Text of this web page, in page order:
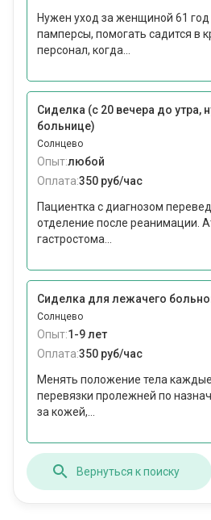
Нужен уход за женщиной 61 год
памперсы, помогать садится в
персонал, когда...
Сиделка (с 20 вечера до утра,
больнице)
Солнцево
Опыт:любой
Оплата:350 руб/час
Пациентка с диагнозом
отделение после реанимации.
гастростома...
Сиделка для лежачего
Солнцево
Опыт:1-9 лет
Оплата:350 руб/час
Менять положение тела
перевязки пролежней по
за кожей,...
Вернуться к поиску